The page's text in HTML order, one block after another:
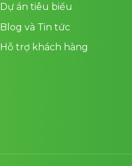
Dự án tiêu biểu
Blog và Tin tức
Hỗ trợ khách hàng